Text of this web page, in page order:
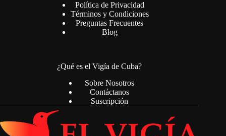
Política de Privacidad
Términos y Condiciones
Preguntas Frecuentes
Blog
¿Qué es el Vigía de Cuba?
Sobre Nosotros
Contáctanos
Suscripción